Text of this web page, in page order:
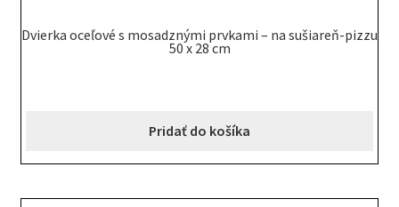
Dvierka oceľové s mosadznými prvkami – na sušiareň-pizzu
50 x 28 cm
Pridať do košíka